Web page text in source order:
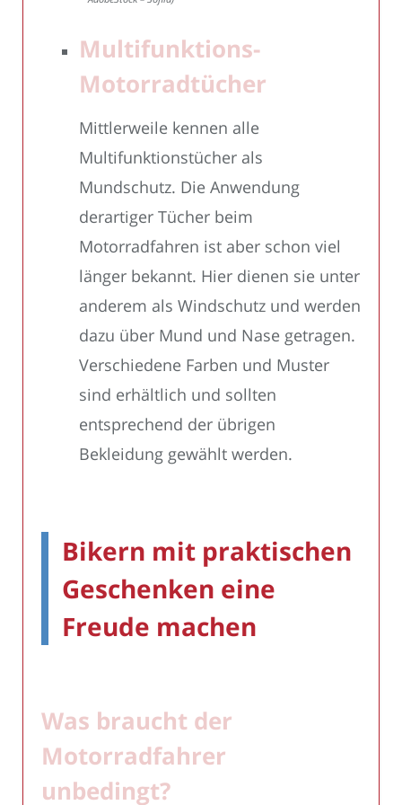
Multifunktions-
Motorradtücher
Mittlerweile kennen alle
Multifunktionstücher als
Mundschutz. Die Anwendung
derartiger Tücher beim
Motorradfahren ist aber schon viel
länger bekannt. Hier dienen sie unter
anderem als Windschutz und werden
dazu über Mund und Nase getragen.
Verschiedene Farben und Muster
sind erhältlich und sollten
entsprechend der übrigen
Bekleidung gewählt werden.
Bikern mit praktischen
Geschenken eine
Freude machen
Was braucht der
Motorradfahrer
unbedingt?